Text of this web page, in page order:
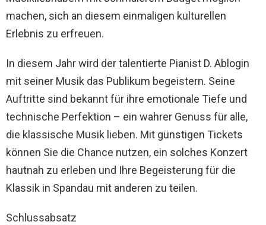
machen, sich an diesem einmaligen kulturellen
Erlebnis zu erfreuen.
In diesem Jahr wird der talentierte Pianist D. Ablogin
mit seiner Musik das Publikum begeistern. Seine
Auftritte sind bekannt für ihre emotionale Tiefe und
technische Perfektion – ein wahrer Genuss für alle,
die klassische Musik lieben. Mit günstigen Tickets
können Sie die Chance nutzen, ein solches Konzert
hautnah zu erleben und Ihre Begeisterung für die
Klassik in Spandau mit anderen zu teilen.
Schlussabsatz